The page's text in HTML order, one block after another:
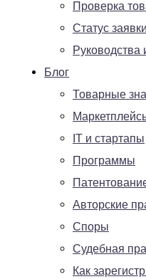
Проверка
Статус заявки
Руководства
Блог
Товарные
IT и стартапы
Программы
Авторские
Споры
Судебная
Как